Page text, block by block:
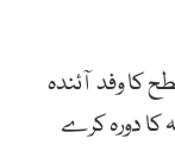
کا وفد آئندہ
کا دورہ کرے